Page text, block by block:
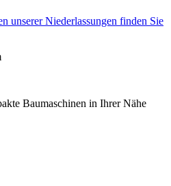
unserer Niederlassungen finden Sie
Baumaschinen in Ihrer Nähe